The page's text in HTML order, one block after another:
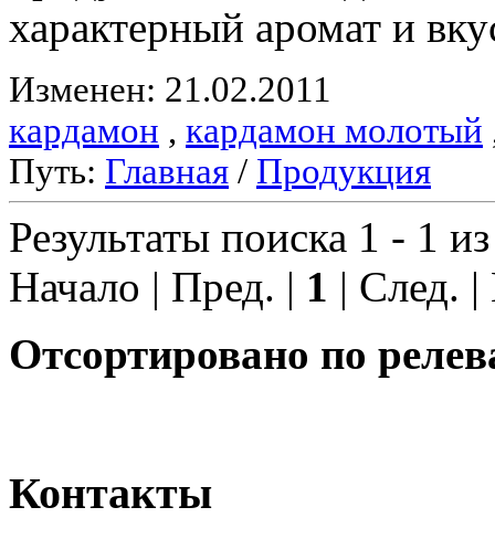
характерный аромат и
Изменен: 21.02.2011
кардамон , кардамон молотый
Путь: Главная / Продукция
Результаты поиска 1 - 1
Начало | Пред. | 1 | След.
Отсортировано по
Контакты